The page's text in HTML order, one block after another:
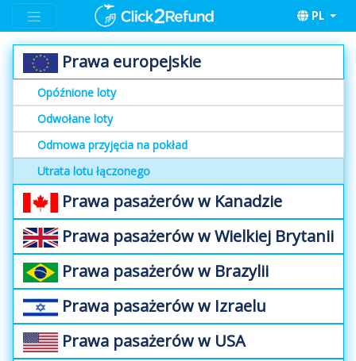
PL
Prawa europejskie
Opóźnione loty
Odwołane loty
Odmowa przyjęcia na pokład
Utrata lotu łączonego
Prawa pasażerów w Kanadzie
Prawa pasażerów w Wielkiej Brytanii
Prawa pasażerów w Brazylii
Prawa pasażerów w Izraelu
Prawa pasażerów w USA